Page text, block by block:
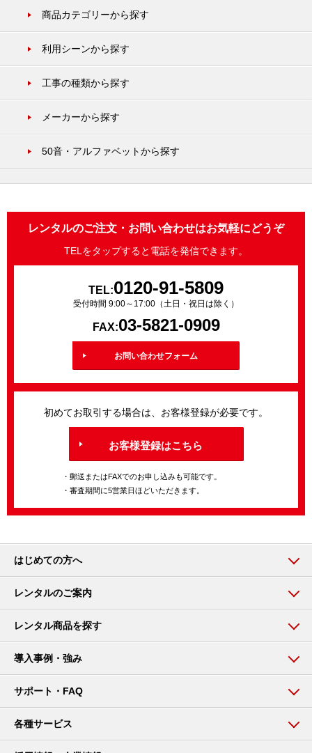
商品カテゴリーから探す
利用シーンから探す
工事の種類から探す
メーカーから探す
50音・アルファベットから探す
レンタルのご注文・お問い合わせはお気軽にどうぞ
TELをタップすると電話を発信できます。
TEL:0120-91-5809
受付時間 9:00～17:00（土日・祝日は除く）
FAX:03-5821-0909
お問い合わせフォーム
初めてお取引する場合は、お客様登録が必要です。
お客様登録はこちら
・郵送またはFAXでのお申し込みも可能です。
・審査期間に5営業日ほどいただきます。
はじめての方へ
レンタルのご案内
レンタル商品を探す
導入事例・強み
サポート・FAQ
各種サービス